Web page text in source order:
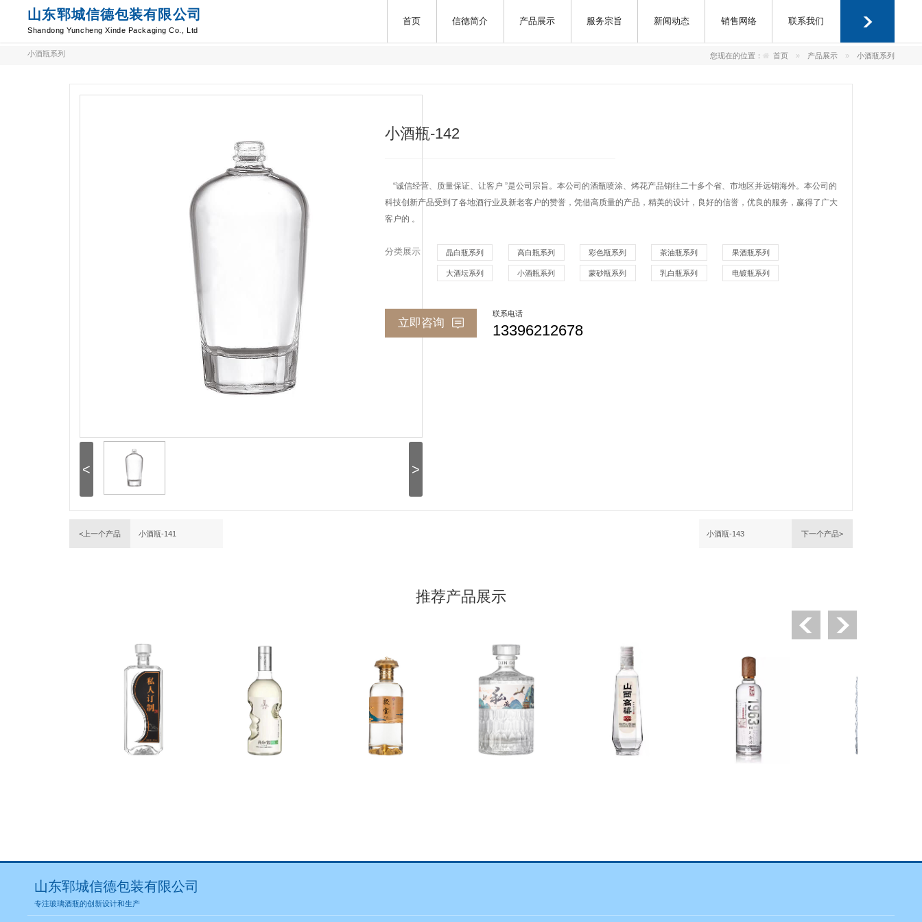
山东郓城信德包装有限公司
Shandong Yuncheng Xinde Packaging Co., Ltd
首页 信德简介 产品展示 服务宗旨 新闻动态 销售网络 联系我们
小酒瓶系列 您现在的位置： 首页 产品展示 小酒瓶系列
< >
小酒瓶-142
“诚信经营、质量保证、让客户 ”是公司宗旨。本公司的酒瓶喷涂、烤花产品销往二十多个省、市地区并远销海外。本公司的
科技创新产品受到了各地酒行业及新老客户的赞誉，凭借高质量的产品，精美的设计，良好的信誉，优良的服务，赢得了广大
客户的 。
分类展示 晶白瓶系列 高白瓶系列 彩色瓶系列 茶油瓶系列 果酒瓶系列
大酒坛系列 小酒瓶系列 蒙砂瓶系列 乳白瓶系列 电镀瓶系列
立即咨询
联系电话
13396212678
<上一个产品 小酒瓶-141 下一个产品>
小酒瓶-143
推荐产品展示
山东郓城信德包装有限公司
专注玻璃酒瓶的创新设计和生产